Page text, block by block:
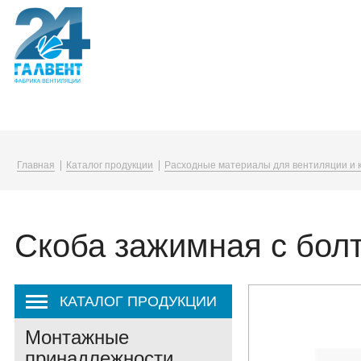
О компании
Корпоративная жизнь
Воздуховоды и фасонные изделия
Канальные нагреватели
Упаковка в плёнку
Главная Каталог продукции Расходные материалы для вентиляции и
Скоба зажимная с
КАТАЛОГ ПРОДУКЦИИ
Монтажные